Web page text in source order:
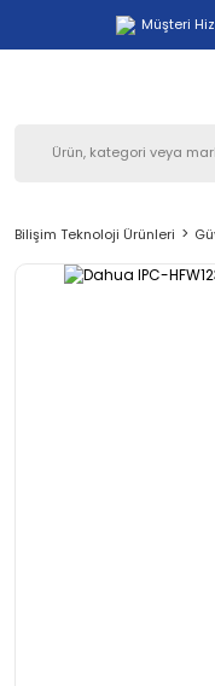
Müşteri
Bilişim Teknoloji Ürünleri